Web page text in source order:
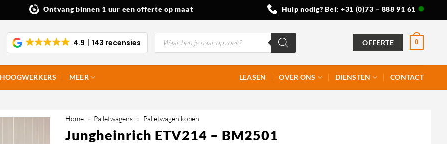
Ontvang binnen 1 uur een offerte op maat Hulp nodig? Bel: +31 (0)73 – 888 91 61
4.9 143 recensies
Producten
zoeken
OFFERTE 0
HOOGWERKERS MEER LEASEN OVER ONS DIENSTEN CONTACT
Home » Palletwagens » Palletwagen kopen
Jungheinrich ETV214 – BM2501